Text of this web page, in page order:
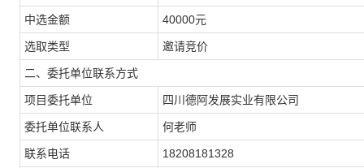
中选金额 40000元
选取类型 邀请竞价
二、委托单位联系方式
项目委托单位 四川德阿发展实业有限公司
委托单位联系人 何老师
联系电话 18208181328